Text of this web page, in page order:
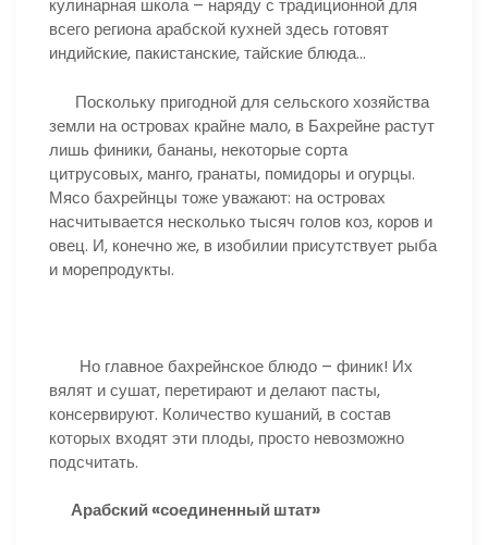
кулинарная школа – наряду с традиционной для
всего региона арабской кухней здесь готовят
индийские, пакистанские, тайские блюда…
Поскольку пригодной для сельского хозяйства
земли на островах крайне мало, в Бахрейне растут
лишь финики, бананы, некоторые сорта
цитрусовых, манго, гранаты, помидоры и огурцы.
Мясо бахрейнцы тоже уважают: на островах
насчитывается несколько тысяч голов коз, коров и
овец. И, конечно же, в изобилии присутствует рыба
и морепродукты.
Но главное бахрейнское блюдо – финик! Их
вялят и сушат, перетирают и делают пасты,
консервируют. Количество кушаний, в состав
которых входят эти плоды, просто невозможно
подсчитать.
Арабский «соединенный штат»